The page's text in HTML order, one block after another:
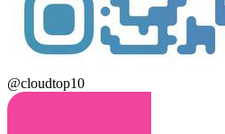
@cloudtop10